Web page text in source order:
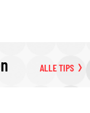
ALLE TIPS